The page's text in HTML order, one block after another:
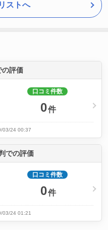
ストへ
の評価
口コミ件数
0件
03/24 00:37
での評価
口コミ件数
0件
03/24 01:21